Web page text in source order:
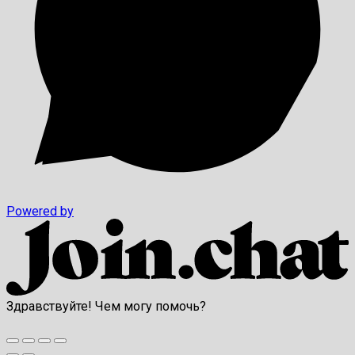
Powered by
Здравствуйте! Чем могу помочь?